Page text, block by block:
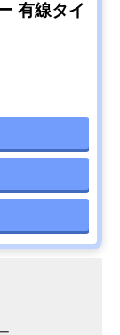
有線タイ